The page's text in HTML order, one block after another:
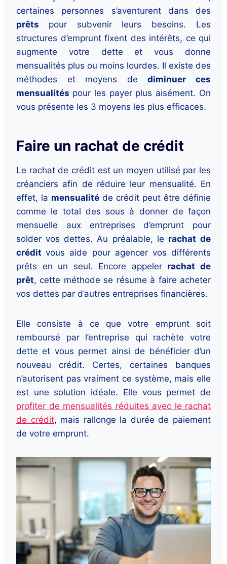
certaines personnes s’aventurent dans des
prêts pour subvenir leurs besoins. Les
structures d’emprunt fixent des intérêts, ce qui
augmente votre dette et vous donne
mensualités plus ou moins lourdes. Il existe des
méthodes et moyens dediminuer ces
mensualités pour les payer plus aisément. On
vous présente les 3 moyens les plus efficaces.
Faire un rachat de crédit
Le rachat de crédit est un moyen utilisé par les
créanciers afin de réduire leur mensualité. En
effet, la mensualité de crédit peut être définie
comme le total des sous à donner de façon
mensuelle aux entreprises d’emprunt pour
solder vos dettes. Au préalable, le rachat de
créditvous aide pour agencer vos différents
prêts en un seul. Encore appeler rachat de
prêt, cette méthode se résume à faire acheter
vos dettes par d’autres entreprises financières.
Elle consiste à ce que votre emprunt soit
remboursé par l’entreprise qui rachète votre
dette et vous permet ainsi de bénéficier d’un
nouveau crédit. Certes, certaines banques
n’autorisent pas vraiment ce système, mais elle
est une solution idéale. Elle vous permet de
profiter de mensualités réduites avec le rachat
de crédit, mais rallonge la durée de paiement
de votre emprunt.